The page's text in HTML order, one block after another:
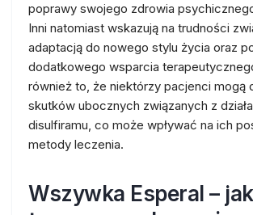
poprawy swojego zdrowia
Inni natomiast wskazują na trudności
adaptacją do nowego stylu życia oraz
dodatkowego wsparcia
również to, że niektórzy pacjenci mogą
skutków ubocznych związanych z
disulfiramu, co może wpływać na ich
metody leczenia.
Wszywka Esperal –